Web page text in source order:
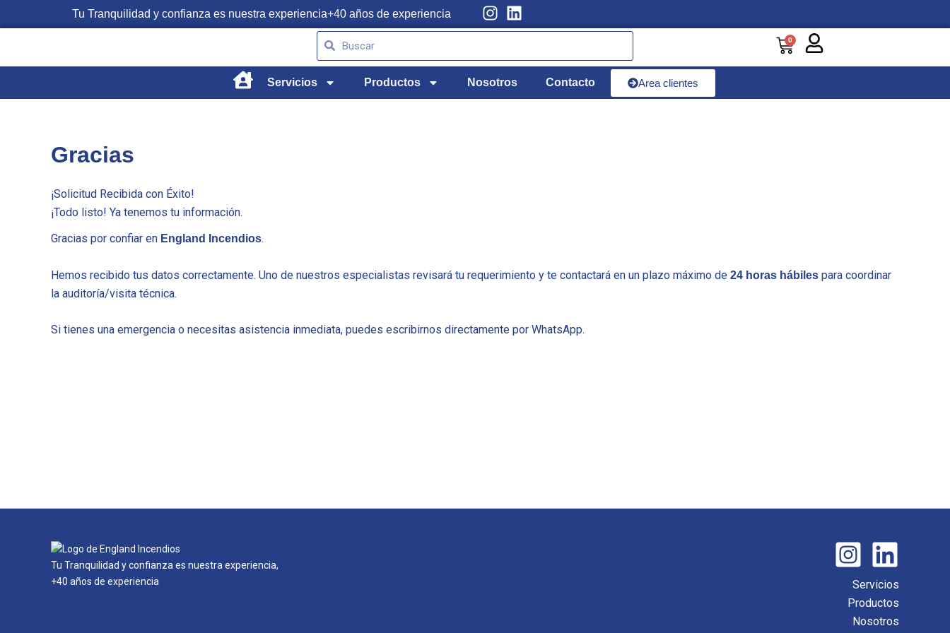
al
Tu Tranquilidad y confianza es nuestra experiencia+40 años de experiencia
Buscar 0
Carrito
Servicios Productos Nosotros Contacto Area clientes
Gracias
¡Solicitud Recibida con Éxito!
¡Todo listo! Ya tenemos tu información.
Gracias por confiar en England Incendios.
Hemos recibido tus datos correctamente. Uno de nuestros especialistas revisará tu requerimiento y te contactará en un plazo máximo de 24 horas hábiles para coordinar
la auditoría/visita técnica.
Si tienes una emergencia o necesitas asistencia inmediata, puedes escribirnos directamente por WhatsApp.
Tu Tranquilidad y confianza es nuestra experiencia,
+40 años de experiencia
Servicios
Productos
Nosotros